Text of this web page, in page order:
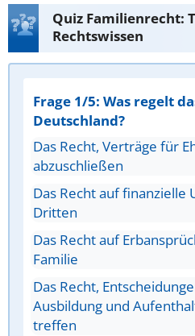
Quiz Familienrecht:
Rechtswissen
Frage 1/5: Was regelt
Deutschland?
Das Recht, Verträge für
abzuschließen
Das Recht auf finanzielle
Dritten
Das Recht auf
Familie
Das Recht,
Ausbildung und
treffen